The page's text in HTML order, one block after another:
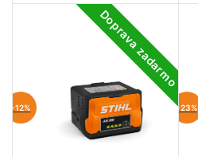
Doprava zadarmo
-12% -23%